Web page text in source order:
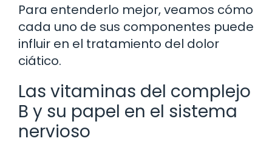
Para entenderlo mejor, veamos cómo
cada uno de sus componentes puede
influir en el tratamiento del dolor
ciático.
Las vitaminas del complejo
B y su papel en el sistema
nervioso